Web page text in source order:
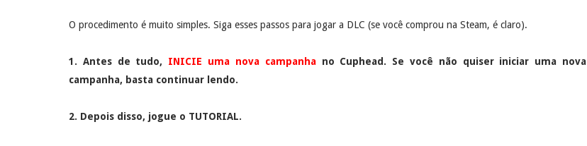
O procedimento é muito simples. Siga esses passos para jogar a DLC (se você comprou na Steam, é claro).
1. Antes de tudo, INICIE uma nova campanhano Cuphead. Se você não quiser iniciar uma nova
campanha, basta continuar lendo.
2. Depois disso, jogue o TUTORIAL.